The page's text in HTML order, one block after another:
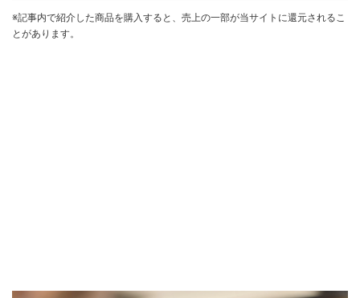
※記事内で紹介した商品を購入すると、売上の一部が当サイトに還元されるこ
とがあります。